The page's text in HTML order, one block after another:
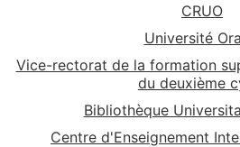
CRUO
Université
Vice-rectorat de la formation
du deuxième
Bibliothèque
Centre d'Enseignement